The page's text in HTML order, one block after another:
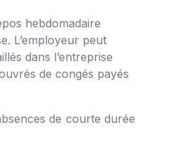
hebdomadaire
L’employeur peut
dans l’entreprise
de congés payés
de courte durée